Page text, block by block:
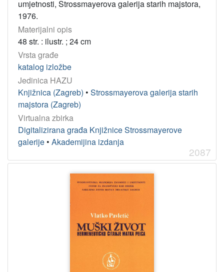
umjetnosti, Strossmayerova galerija starih majstora,
1976.
Materijalni opis
48 str. : ilustr. ; 24 cm
Vrsta građe
katalog izložbe
Jedinica HAZU
Knjižnica (Zagreb) • Strossmayerova galerija starih
majstora (Zagreb)
Virtualna zbirka
Digitalizirana građa Knjižnice Strossmayerove
galerije • Akademijina izdanja
2087